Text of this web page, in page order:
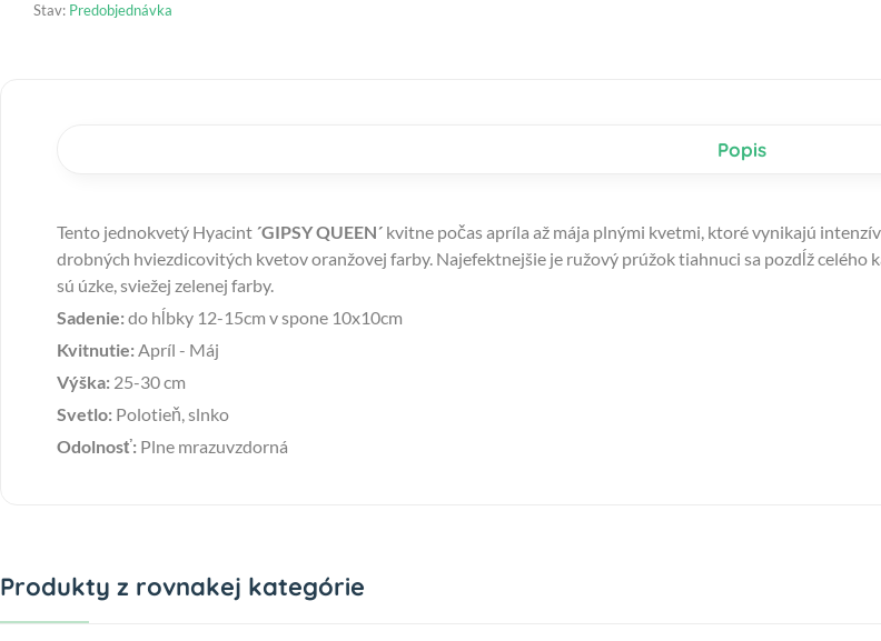
Stav: Predobjednávka
Popis
Tento jednokvetý Hyacint ´GIPSY QUEEN´ kvitne počas apríla až mája plnými kvetmi, ktoré vynikajú
drobných hviezdicovitých kvetov oranžovej farby. Najefektnejšie je ružový prúžok tiahnuci sa pozdĺž
sú úzke, sviežej zelenej farby.
Sadenie: do hĺbky 12-15cm v spone 10x10cm
Kvitnutie: Apríl - Máj
Výška: 25-30 cm
Svetlo: Polotieň, slnko
Odolnosť: Plne mrazuvzdorná
Produkty z rovnakej kategórie